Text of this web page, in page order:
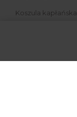
Koszula kapłańska